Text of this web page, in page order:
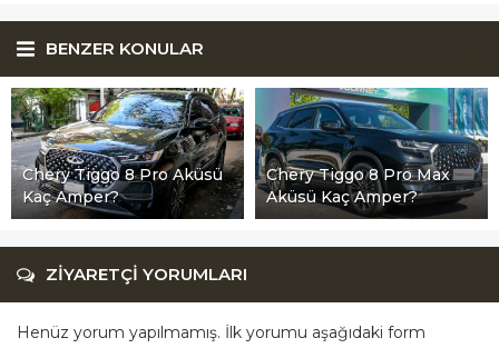
BENZER KONULAR
Chery Tiggo 8 Pro Aküsü
Kaç Amper?
Chery Tiggo 8 Pro Max
Aküsü Kaç Amper?
ZİYARETÇİ YORUMLARI
Henüz yorum yapılmamış. İlk yorumu aşağıdaki form